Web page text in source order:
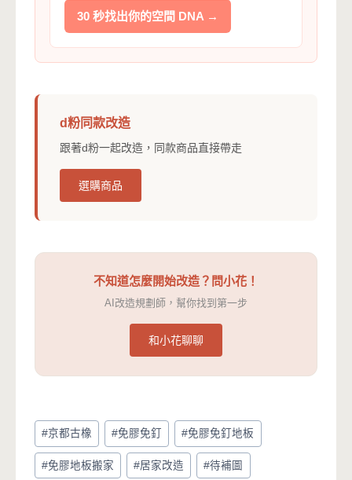
30 秒找出你的空間 DNA →
d粉同款改造
跟著d粉一起改造，同款商品直接帶走
選購商品
不知道怎麼開始改造？問小花！
AI改造規劃師，幫你找到第一步
和小花聊聊
Post
Tags:
#京都古橡 #免膠免釘 #免膠免釘地板
#免膠地板搬家 #居家改造 #待補圖